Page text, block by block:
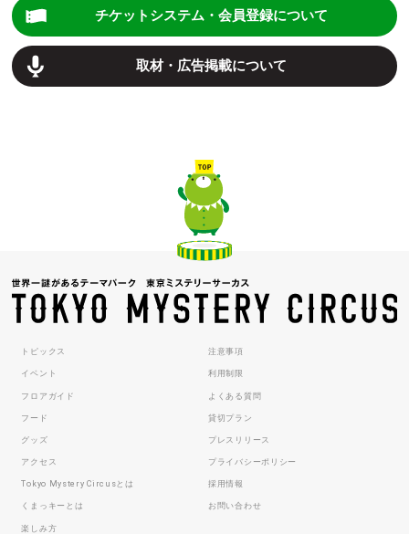
チケットシステム・会員登録について
取材・広告掲載について
トピックス
イベント
フロアガイド
フード
グッズ
アクセス
Tokyo Mystery Circusとは
くまっキーとは
楽しみ方
注意事項
利用制限
よくある質問
貸切プラン
プレスリリース
プライバシーポリシー
採用情報
お問い合わせ